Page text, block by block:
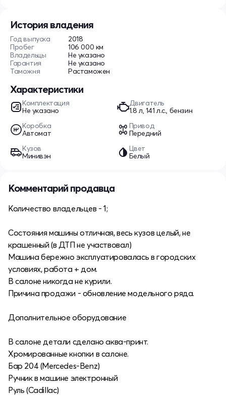
История владения
Год выпуска
2018
Пробег
106 000 км
Владельцы
Не указано
Гарантия
Не указано
Таможня
Растаможен
Характеристики
Комплектация
Не указано
Двигатель
1.8 л, 141 л.с., бензин
Коробка
Автомат
Привод
Передний
Кузов
Минивэн
Цвет
Белый
Комментарий продавца
Количество владельцев - 1;
Состояния машины отличная, весь кузов целый, не
крашенный (в ДТП не участвовал)
Машина бережно эксплуатировалась в городских
условиях, работа + дом.
В салоне никогда не курили.
Причина продажи - обновление модельного ряда.
Дополнительное оборудование
В салоне детали сделано аква-принт.
Хромированные кнопки в салоне.
Бар 204 (Mercedes-Benz)
Ручник в машине электронный
Руль (Cadillac)